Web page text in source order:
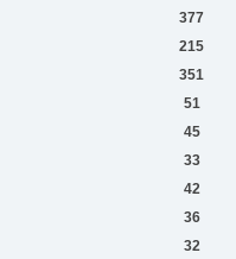
377
215
351
51
45
33
42
36
32